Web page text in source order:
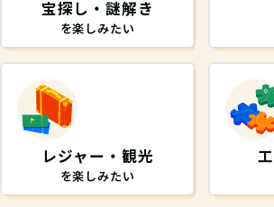
宝探し・謎解き
を楽しみたい
レジャー・観光
を楽しみたい